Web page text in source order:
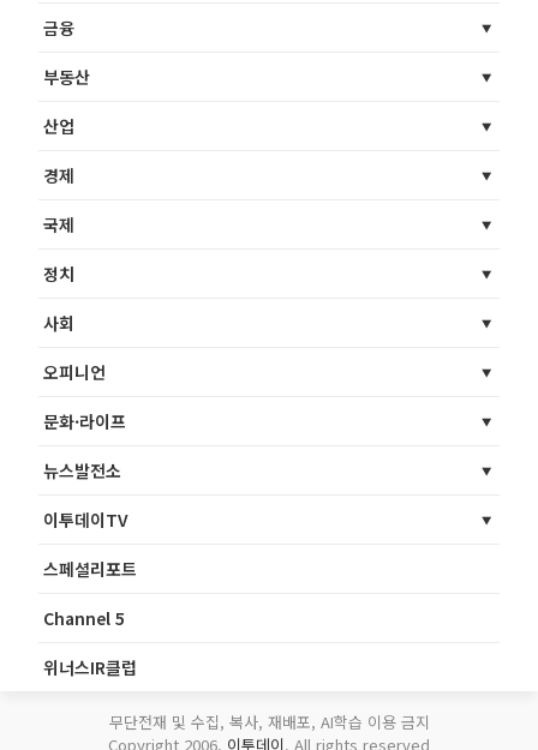
금융
부동산
산업
경제
국제
정치
사회
오피니언
문화·라이프
뉴스발전소
이투데이TV
스페셜리포트
Channel 5
위너스IR클럽
무단전재 및 수집, 복사, 재배포, AI학습 이용 금지
Copyright 2006. 이투데이. All rights reserved